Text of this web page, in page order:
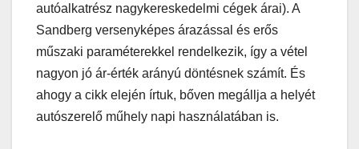
autóalkatrész nagykereskedelmi cégek árai). A
Sandberg versenyképes árazással és erős
műszaki paraméterekkel rendelkezik, így a vétel
nagyon jó ár-érték arányú döntésnek számít. És
ahogy a cikk elején írtuk, bőven megállja a helyét
autószerelő műhely napi használatában is.